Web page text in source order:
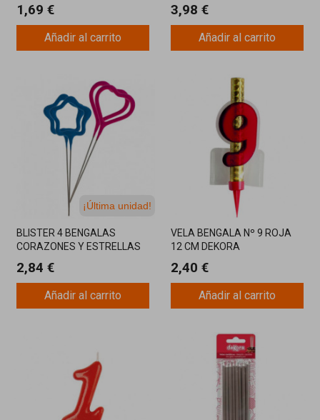
1,69 €
Añadir al carrito
3,98 €
Añadir al carrito
¡Última unidad!
BLISTER 4 BENGALAS
CORAZONES Y ESTRELLAS
2,84 €
Añadir al carrito
VELA BENGALA Nº 9 ROJA
12 CM DEKORA
2,40 €
Añadir al carrito